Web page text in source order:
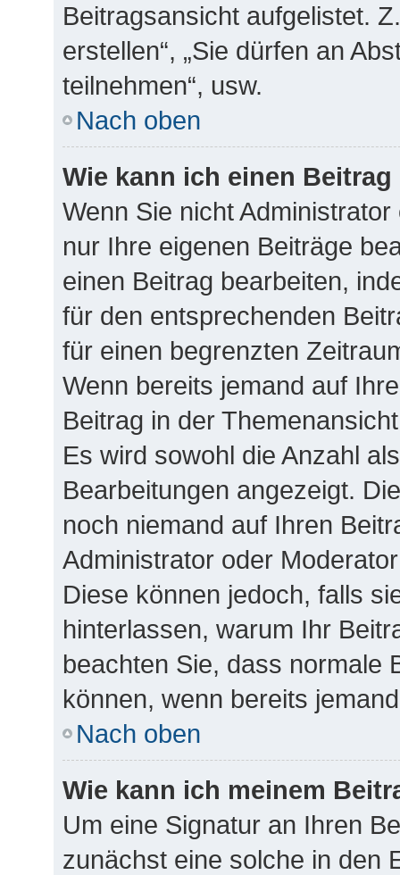
Beitragsansicht aufgelistet.
erstellen“, „Sie dürfen an
teilnehmen“, usw.
Nach oben
Wie kann ich einen
Wenn Sie nicht
nur Ihre eigenen Beiträge
einen Beitrag bearbeiten,
für den entsprechenden
für einen begrenzten
Wenn bereits jemand auf
Beitrag in der
Es wird sowohl die Anzahl
Bearbeitungen angezeigt.
noch niemand auf Ihren
Administrator oder
Diese können jedoch, falls
hinterlassen, warum Ihr
beachten Sie, dass normale
können, wenn bereits
Nach oben
Wie kann ich meinem
Um eine Signatur an Ihren
zunächst eine solche in den